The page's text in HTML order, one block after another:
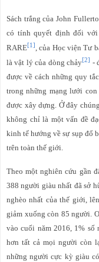
Sách trắng của John
có tính quyết định đối với
RARE[1] , của Học viện Tư
là vật lý của dòng chảy[2] -
được về cách những quy
trong những mạng lưới
được xây dựng. Ở đây
không chỉ là một vấn đề
kinh tế hướng về sự sụp đổ
trên toàn thế giới.
Theo một nghiên cứu gần
388 người giàu nhất đã sở
nghèo nhất của thế giới,
giảm xuống còn 85 người.
vào cuối năm 2016, 1%
hơn tất cả mọi người còn
những người cực kỳ giàu